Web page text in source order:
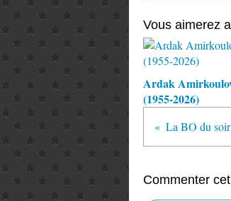
Vous aimerez
Ardak
(1955-2026)
La BO du
Commenter